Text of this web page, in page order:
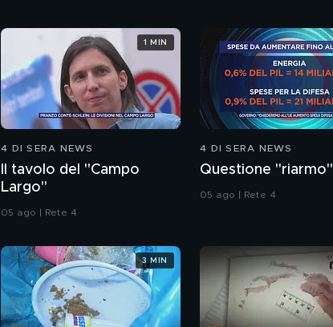
4 DI SERA NEWS
Il tavolo del "Campo
Largo"
05 ago | Rete 4
1 MIN
4 DI SERA NEWS
Questione "riarmo"
05 ago | Rete 4
3 MIN